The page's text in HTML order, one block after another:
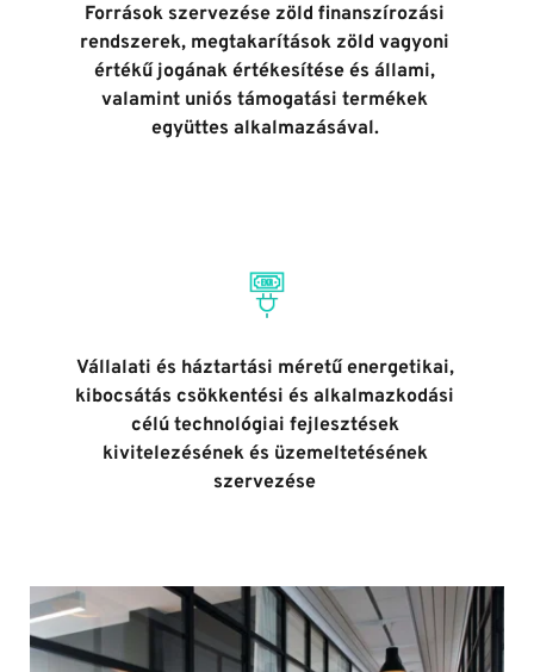
Források szervezése zöld finanszírozási
rendszerek, megtakarítások zöld vagyoni
értékű jogának értékesítése és állami,
valamint uniós támogatási termékek
együttes alkalmazásával.
Vállalati és háztartási méretű energetikai,
kibocsátás csökkentési és alkalmazkodási
célú technológiai fejlesztések
kivitelezésének és üzemeltetésének
szervezése